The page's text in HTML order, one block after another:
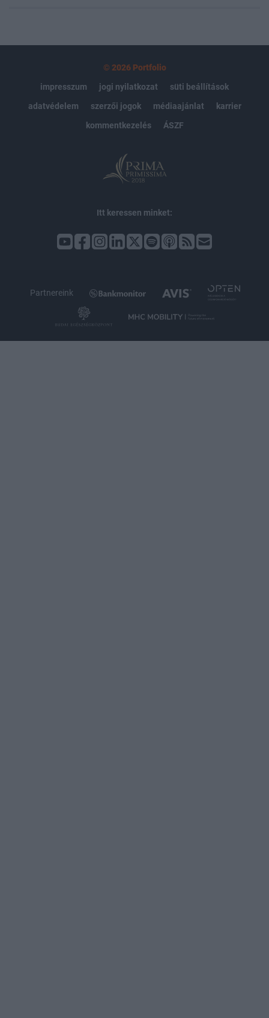
© 2026 Portfolio
impresszum
jogi nyilatkozat
süti beállítások
adatvédelem
szerzői jogok médiaajánlat
karrier
kommentkezelés
ÁSZF
Itt keressen minket:
Partnereink